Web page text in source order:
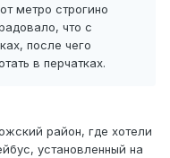
метро строгино
что с
после чего
в перчатках.
район, где хотели
установленный на